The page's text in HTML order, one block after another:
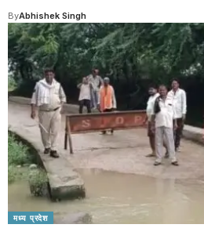
ByAbhishek Singh
मध्य प्रदेश